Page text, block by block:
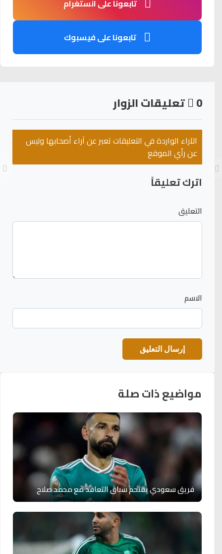
تابعونا على انستغرام
تابعونا على فيسبوك
0 تعليقات الزوار
الآراء الواردة في التعليقات تعبر عن آراء أصحابها وليس
عن رأي الموقع
اترك تعليقاً
التعليق
الاسم
مواضيع ذات صلة
فريق سعودي يقتحم سباق التعاقد مع محمد صلاح